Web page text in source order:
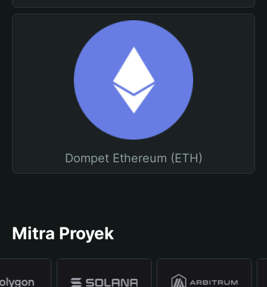
Dompet Ethereum (ETH)
Mitra Proyek